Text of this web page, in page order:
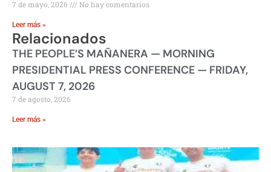
7 de mayo, 2026 No hay comentarios
Leer más »
Relacionados
THE PEOPLE’S MAÑANERA — MORNING
PRESIDENTIAL PRESS CONFERENCE — FRIDAY,
AUGUST 7, 2026
7 de agosto, 2026
Leer más »